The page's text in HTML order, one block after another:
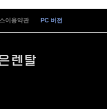
이용약관 PC 버전